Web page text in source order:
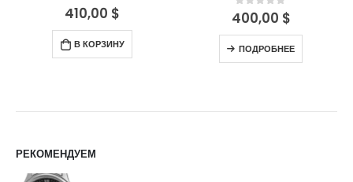
0out of 5
410,00 $
В КОРЗИНУ
0out of 5
400,00 $
ПОДРОБНЕЕ
РЕКОМЕНДУЕМ